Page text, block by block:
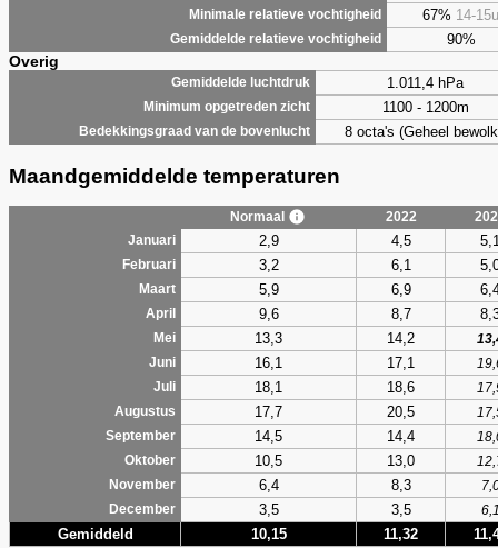
Minimale relatieve vochtigheid 67% 14-15u
Gemiddelde relatieve vochtigheid 90%
Overig
Gemiddelde luchtdruk 1.011,4 hPa
Minimum opgetreden zicht 1100 - 1200m
Bedekkingsgraad van de bovenlucht 8 octa's (Geheel
Maandgemiddelde temperaturen
Normaal 2022
Januari
2,9 4,5
Februari 3,2 6,1
Maart 5,9 6,9
April 9,6 8,7
Mei 13,3 14,2
Juni
16,1 17,1
Juli
18,1 18,6
Augustus
17,7 20,5
September
14,5 14,4
Oktober
10,5 13,0
November
6,4 8,3
December
3,5 3,5
Gemiddeld 10,15 11,32